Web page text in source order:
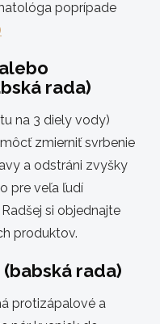
poprípade
rada)
na 3 diely vody)
zmierniť svrbenie
a odstráni zvyšky
pre veľa ľudí
si objednajte
produktov.
rada)
protizápalové a